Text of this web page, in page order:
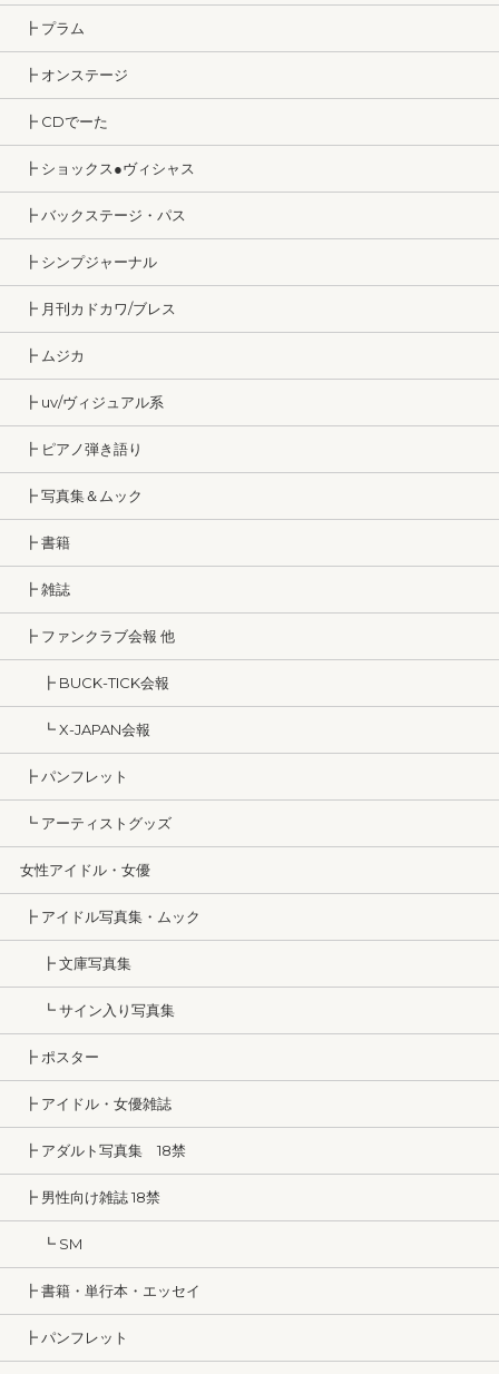
┣ プラム
┣ オンステージ
┣ CDでーた
┣ ショックス●ヴィシャス
┣ バックステージ・パス
┣ シンプジャーナル
┣ 月刊カドカワ/ブレス
┣ ムジカ
┣ uv/ヴィジュアル系
┣ ピアノ弾き語り
┣ 写真集＆ムック
┣ 書籍
┣ 雑誌
┣ ファンクラブ会報 他
┣ BUCK-TICK会報
┗ X-JAPAN会報
┣ パンフレット
┗ アーティストグッズ
女性アイドル・女優
┣ アイドル写真集・ムック
┣ 文庫写真集
┗ サイン入り写真集
┣ ポスター
┣ アイドル・女優雑誌
┣ アダルト写真集 18禁
┣ 男性向け雑誌 18禁
┗ SM
┣ 書籍・単行本・エッセイ
┣ パンフレット